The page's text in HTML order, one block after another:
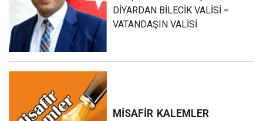
DİYARDAN BİLECİK VALİSİ =
VATANDAŞIN VALİSİ
MİSAFİR KALEMLER